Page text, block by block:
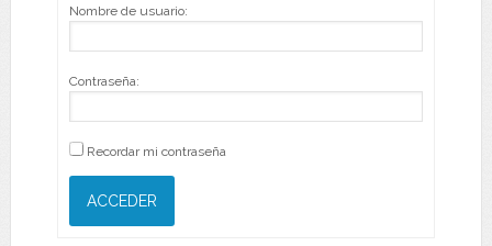
Nombre de usuario:
Contraseña:
Recordar mi contraseña
ACCEDER